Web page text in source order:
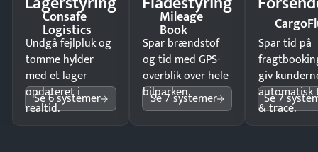
Consafe
Logistics
Undgå fejlpluk og
tomme hylder
med et lager
opdateret i
realtid.
Se 6 systemer
Mileage
Book
Spar brændstof
og tid med GPS-
overblik over hele
bilparken.
Se 7 systemer
Spar tid på
giv
automatisk
& trace.
Se 7